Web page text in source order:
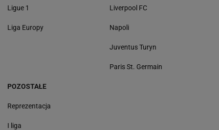
Ligue 1
Liga Europy
Liverpool FC
Napoli
Juventus Turyn
Paris St. Germain
POZOSTAŁE
Reprezentacja
I liga